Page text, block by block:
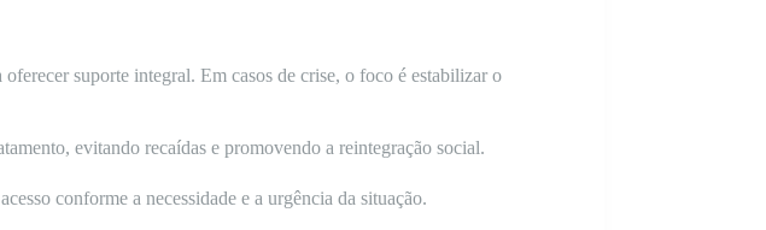
suporte integral. Em casos de crise, o foco é estabilizar o
evitando recaídas e promovendo a reintegração social.
conforme a necessidade e a urgência da situação.